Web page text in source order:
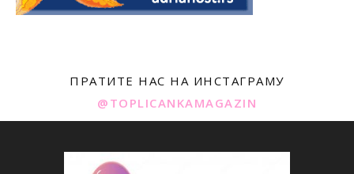
ПРАТИТЕ НАС НА ИНСТАГРАМУ
@TOPLICANKAMAGAZIN